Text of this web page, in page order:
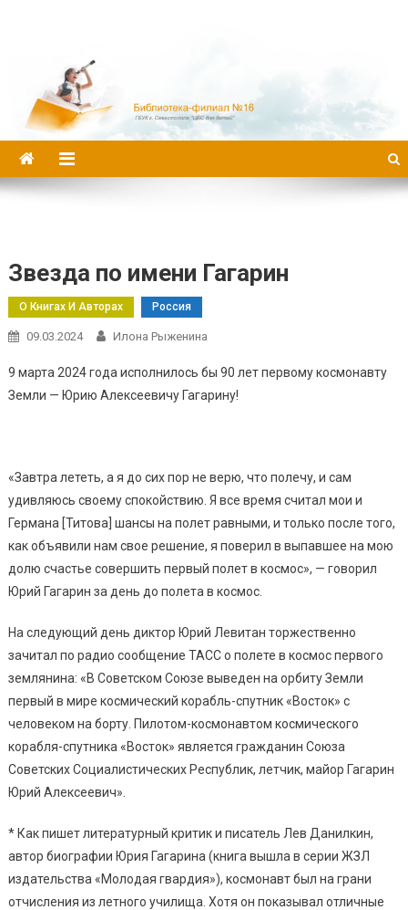
Звезда по имени Гагарин
О Книгах И Авторах Россия
09.03.2024 Илона Рыженина
9 марта 2024 года исполнилось бы 90 лет первому космонавту
Земли — Юрию Алексеевичу Гагарину!
«Завтра лететь, а я до сих пор не верю, что полечу, и сам
удивляюсь своему спокойствию. Я все время считал мои и
Германа [Титова] шансы на полет равными, и только после того,
как объявили нам свое решение, я поверил в выпавшее на мою
долю счастье совершить первый полет в космос», — говорил
Юрий Гагарин за день до полета в космос.
На следующий день диктор Юрий Левитан торжественно
зачитал по радио сообщение ТАСС о полете в космос первого
землянина: «В Советском Союзе выведен на орбиту Земли
первый в мире космический корабль-спутник «Восток» с
человеком на борту. Пилотом-космонавтом космического
корабля-спутника «Восток» является гражданин Союза
Советских Социалистических Республик, летчик, майор Гагарин
Юрий Алексеевич».
* Как пишет литературный критик и писатель Лев Данилкин,
автор биографии Юрия Гагарина (книга вышла в серии ЖЗЛ
издательства «Молодая гвардия»), космонавт был на грани
отчисления из летного училища. Хотя он показывал отличные